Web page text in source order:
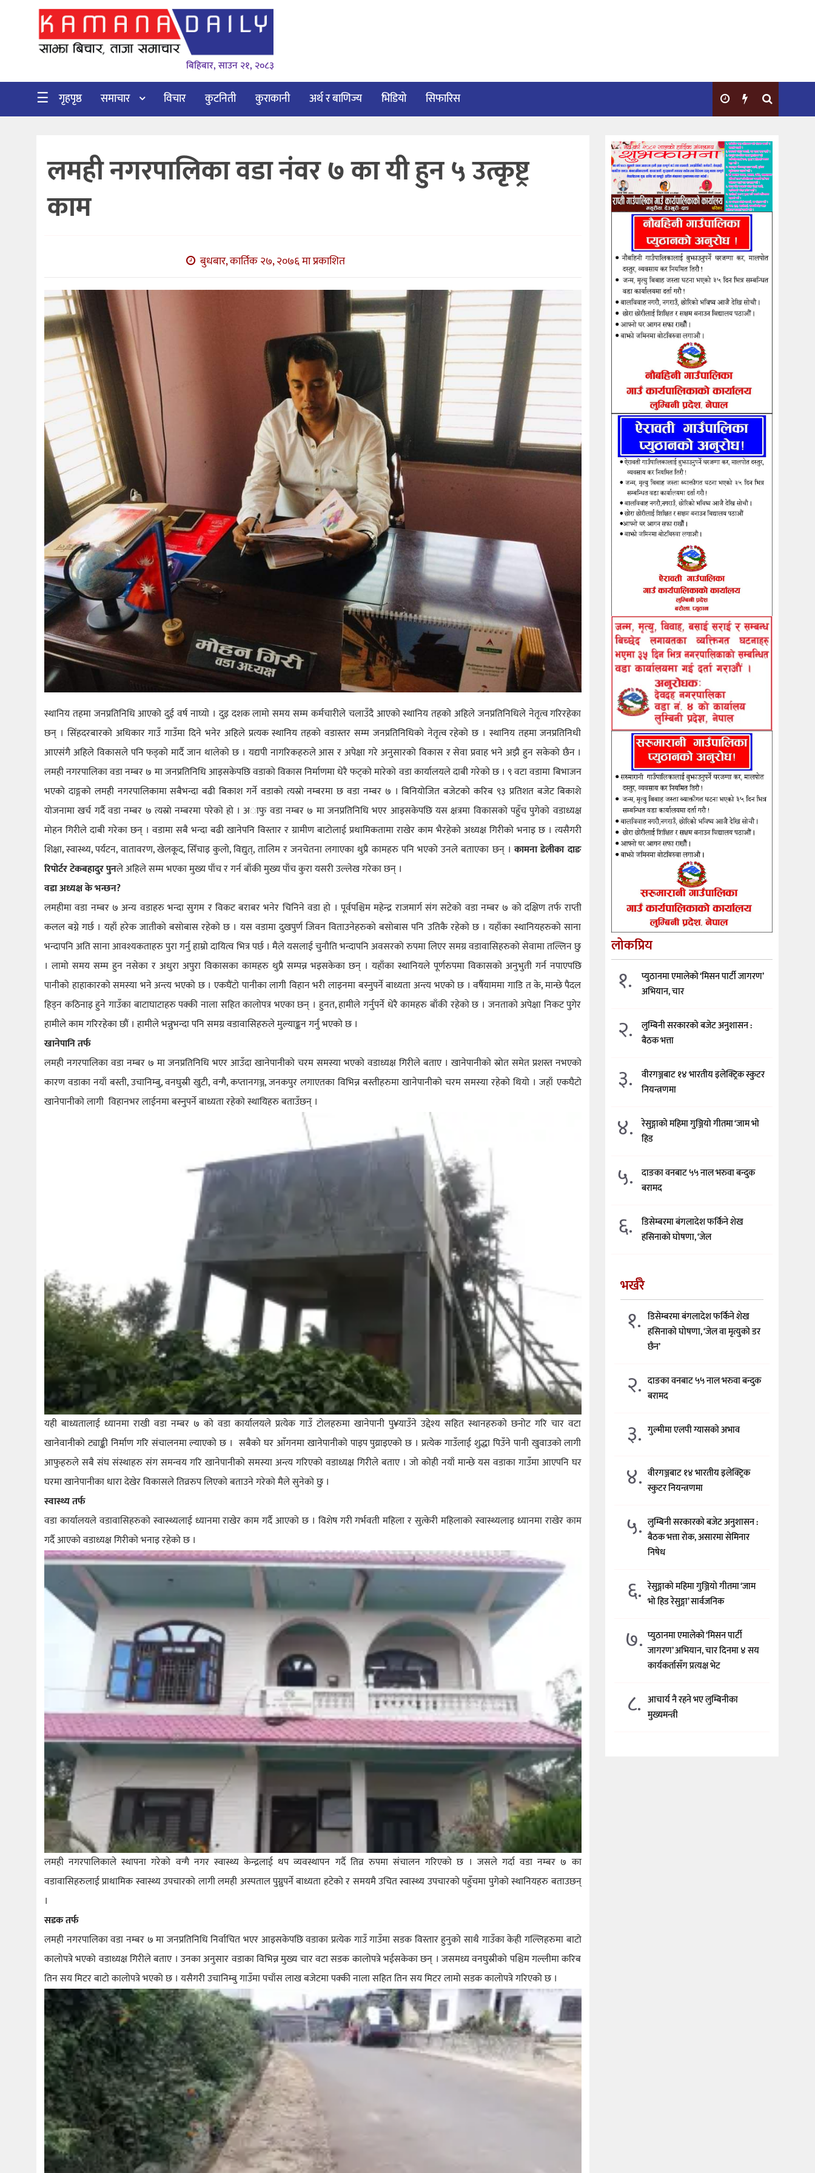
गृहपृष्ठ
विचार
कुटनिती
बाणिज्य
बिहिबार, साउन २१, २०८३
☰ गृहपृष्ठ समाचार विचार कुटनिती कुराकानी अर्थ र बाणिज्य भिडियो सिफारिस
लमही नगरपालिका वडा नंवर ७ का यी हुन ५ उत्कृष्ट्र
काम
बुधबार, कार्तिक २७, २०७६ मा प्रकाशित
स्थानिय तहमा जनप्रतिनिधि आएको दुई वर्ष नाघ्यो । दुइ दशक लामो समय सम्म कर्मचारीले चलाउँदै आएको स्थानिय तहको अहिले जनप्रतिनिधिले नेतृत्व गरिरहेका
छन् । सिंहदरबारको अधिकार गाउँ गाउँमा दिने भनेर अहिले प्रत्यक स्थानिय तहको वडास्तर सम्म जनप्रतिनिधिको नेतृत्व रहेको छ । स्थानिय तहमा जनप्रतिनिधी
आएसंगै अहिले विकासले पनि फड्को मार्दै जान थालेको छ । यद्यपी नागरिकहरुले आस र अपेक्षा गरे अनुसारको विकास र सेवा प्रवाह भने अझै हुन सकेको छैन ।
लमही नगरपालिका वडा नम्बर ७ मा जनप्रतिनिधि आइसकेपछि वडाको विकास निर्माणमा धेरै फट्को मारेको वडा कार्यालयले दाबी गरेको छ । ९ वटा वडामा बिभाजन
भएको दाङ्गको लमही नगरपालिकामा सबैभन्दा बढी बिकाश गर्ने वडाको त्यस्रो नम्बरमा छ वडा नम्बर ७ । बिनियोजित बजेटको करिब ९३ प्रतिशत बजेट बिकाशे
योजनामा खर्च गर्दै वडा नम्बर ७ त्यस्रो नम्बरमा परेको हो । अाफु वडा नम्बर ७ मा जनप्रतिनिधि भएर आइसकेपछि यस क्षत्रमा विकासको पहुँच पुगेको वडाध्यक्ष
मोहन गिरीले दाबी गरेका छन् । वडामा सबै भन्दा बढी खानेपनि विस्तार र ग्रामीण बाटोलाई प्रथामिकतामा राखेर काम भैरहेको अध्यक्ष गिरीको भनाइ छ । त्यसैगरी
शिक्षा, स्वास्थ्य, पर्यटन, वातावरण, खेलकूद, सिँचाइ कुलो, विद्युत्, तालिम र जनचेतना लगाएका थुप्रै कामहरु पनि भएको उनले बताएका छन् ।कामना डेलीका दाङ
रिपोर्टर टेकबहादुर पुनले अहिले सम्म भएका मुख्य पाँच र गर्न बाँकी मुख्य पाँच कुरा यसरी उल्लेख गरेका छन् ।
वडा अध्यक्ष के भन्छन?
लमहीमा वडा नम्बर ७ अन्य वडाहरु भन्दा सुगम र विकट बराबर भनेर चिनिने वडा हो । पूर्वपश्चिम महेन्द्र राजमार्ग संग सटेको वडा नम्बर ७ को दक्षिण तर्फ राप्ती
कलल बग्ने गर्छ । यहाँ हरेक जातीको बसोबास रहेको छ । यस वडामा दुखपुर्ण जिवन विताउनेहरुको बसोबास पनि उतिकै रहेको छ । यहाँका स्थानियहरुको साना
भन्दापनि अति साना आवश्यकताहरु पुरा गर्नु हाम्रो दायित्व भित्र पर्छ । मैले यसलाई चुनौति भन्दापनि अवसरको रुपमा लिएर समग्र वडावासिहरुको सेवामा तल्लिन छु
। लामो समय सम्म हुन नसेका र अधुरा अपुरा विकासका कामहरु थुप्रै सम्पन्न भइसकेका छन् । यहाँका स्थानियले पूर्णरुपमा विकासको अनुभुती गर्न नपाएपछि
पानीको हाहाकारको समस्या भने अन्त्य भएको छ । एकघैंटो पानीका लागी विहान भरी लाइनमा बस्नुपर्ने बाध्यता अन्त्य भएको छ । वर्षैयाममा गाडि त के, मान्छे पैदल
हिड्न कठिनाइ हुने गाउँका बाटाघाटाहरु पक्की नाला सहित कालोपत्र भएका छन् । हुनत, हामीले गर्नुपर्ने धेरै कामहरु बाँकी रहेको छ । जनताको अपेक्षा निकट पुगेर
हामीले काम गरिरहेका छौं । हामीले भन्नुभन्दा पनि समग्र वडावासिहरुले मुल्याङ्कन गर्नु भएको छ ।
खानेपानि तर्फ
लमही नगरपालिका वडा नम्बर ७ मा जनप्रतिनिधि भएर आउँदा खानेपानीको चरम समस्या भएको वडाध्यक्ष गिरीले बताए । खानेपानीको स्रोत समेत प्रशस्त नभएको
कारण वडाका नयाँ बस्ती, उचानिम्बु, वनघुस्री खुटी, वन्गै, कप्तानगञ्ज, जनकपुर लगाएतका विभिन्न बस्तीहरुमा खानेपानीको चरम समस्या रहेको थियो । जहाँ एकघैटो
खानेपानीको लागी विहानभर लाईनमा बस्नुपर्ने बाध्यता रहेको स्थायिहरु बताउँछन् ।
यही बाध्यतालाई ध्यानमा राखी वडा नम्बर ७ को वडा कार्यालयले प्रत्येक गाउँ टोलहरुमा खानेपानी पु¥याउँने उद्देश्य सहित स्थानहरुको छनोट गरि चार वटा
खानेवानीको ट्याङ्की निर्माण गरि संचालनमा ल्याएको छ । सबैको घर आँगनमा खानेपानीको पाइप पुय्राइएको छ । प्रत्येक गाउँलाई शुद्धा पिउँने पानी खुवाउको लागी
आफुहरुले सबै संघ संस्थाहरु संग समन्वय गरि खानेपानीको समस्या अन्त्य गरिएको वडाध्यक्ष गिरीले बताए । जो कोही नयाँ मान्छे यस वडाका गाउँमा आएपनि घर
घरमा खानेपानीका धारा देखेर विकासले तिव्ररुप लिएको बताउने गरेको मैले सुनेको छु ।
स्वास्थ्य तर्फ
वडा कार्यालयले वडावासिहरुको स्वास्थ्यलाई ध्यानमा राखेर काम गर्दै आएको छ । विशेष गरी गर्भवती महिला र सुत्केरी महिलाको स्वास्थ्यलाइ ध्यानमा राखेर काम
गर्दै आएको वडाध्यक्ष गिरीको भनाइ रहेको छ ।
लमही नगरपालिकाले स्थापना गरेको वन्गै नगर स्वास्थ्य केन्द्रलाई थप व्यवस्थापन गर्दै तिव्र रुपमा संचालन गरिएको छ । जसले गर्दा वडा नम्बर ७ का
वडावासिहरुलाई प्राथामिक स्वास्थ्य उपचारको लागी लमही अस्पताल पुग्नुपर्ने बाध्यता हटेको र समयमै उचित स्वास्थ्य उपचारको पहुँचमा पुगेको स्थानियहरु बताउछन्
।
सडक तर्फ
लमही नगरपालिका वडा नम्बर ७ मा जनप्रतिनिधि निर्वाचित भएर आइसकेपछि वडाका प्रत्येक गाउँ गाउँमा सडक विस्तार हुनुको साथै गाउँका केही गल्लिहरुमा बाटो
कालोपत्रे भएको वडाध्यक्ष गिरीले बताए । उनका अनुसार वडाका विभिन्न मुख्य चार वटा सडक कालोपत्रे भईसकेका छन् । जसमध्य वनघुस्रीको पश्चिम गल्लीमा करिब
तिन सय मिटर बाटो कालोपत्रे भएको छ । यसैगरी उचानिम्बु गाउँमा पचाँस लाख बजेटमा पक्की नाला सहित तिन सय मिटर लामो सडक कालोपत्रे गरिएको छ ।
लोकप्रिय
१.
प्युठानमा एमालेको ‘मिसन पार्टी जागरण’
अभियान, चार
२.
लुम्बिनी सरकारको बजेट अनुशासन :
बैठक भत्ता
३.
वीरगञ्जबाट १४ भारतीय इलेक्ट्रिक स्कुटर
नियन्त्रणमा
४.
रेसुङ्गाको महिमा गुञ्जियो गीतमा ‘जाम भो
हिड
५.
दाङका वनबाट ५५ नाल भरुवा बन्दुक
बरामद
६.
डिसेम्बरमा बंगलादेश फर्किने शेख
हसिनाको घोषणा, ‘जेल
भर्खरै
१. डिसेम्बरमा बंगलादेश फर्किने शेख
हसिनाको घोषणा, ‘जेल वा मृत्युको डर
छैन’
२. दाङका वनबाट ५५ नाल भरुवा बन्दुक
बरामद
३. गुल्मीमा एलपी ग्यासको अभाव
४. वीरगञ्जबाट १४ भारतीय इलेक्ट्रिक
स्कुटर नियन्त्रणमा
५. लुम्बिनी सरकारको बजेट अनुशासन :
बैठक भत्ता रोक, असारमा सेमिनार
निषेध
६. रेसुङ्गाको महिमा गुञ्जियो गीतमा ‘जाम
भो हिड रेसुङ्गा’ सार्वजनिक
७. प्युठानमा एमालेको ‘मिसन पार्टी
जागरण’ अभियान, चार दिनमा ४ सय
कार्यकर्तासँग प्रत्यक्ष भेट
८. आचार्य नै रहने भए लुम्बिनीका
मुख्यमन्त्री